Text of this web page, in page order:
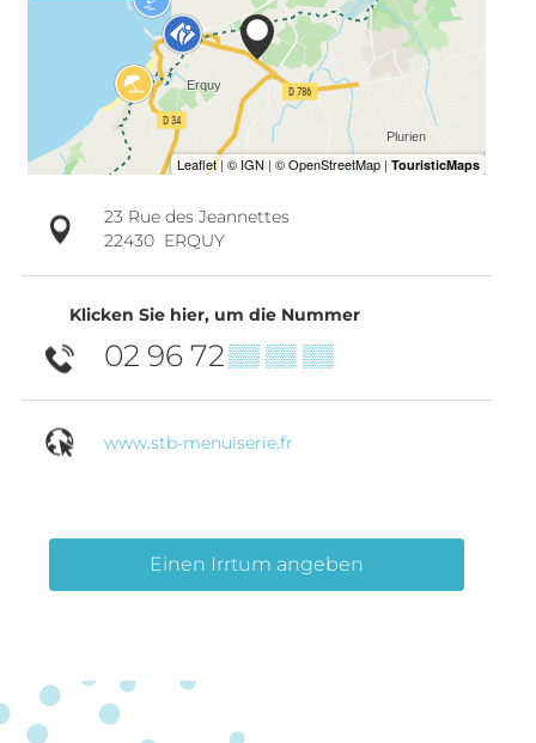
23 Rue des Jeannettes
22430 ERQUY
Klicken Sie hier, um die Nummer
02 96 72▒▒ ▒▒ ▒▒
www.stb-menuiserie.fr
Einen Irrtum angeben